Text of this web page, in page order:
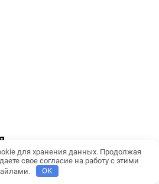
для хранения данных. Продолжая
свое согласие на работу с этими
OK